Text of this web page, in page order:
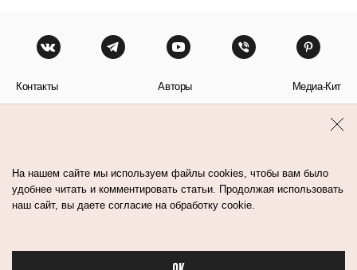
Контакты Авторы Медиа-Кит
На нашем сайте мы используем файлы cookies, чтобы вам было
удобнее читать и комментировать статьи. Продолжая использовать
наш сайт, вы даете согласие на обработку cookie.